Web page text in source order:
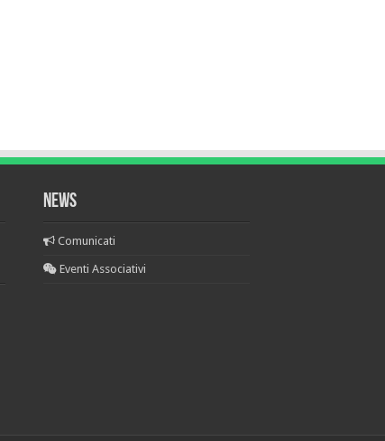
News
Comunicati
Eventi Associativi